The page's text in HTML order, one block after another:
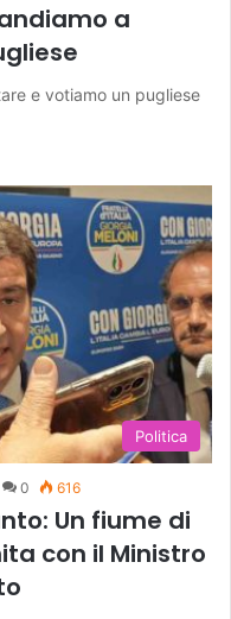
a
e votiamo un pugliese
Politica
0 616
Un fiume di
con il Ministro